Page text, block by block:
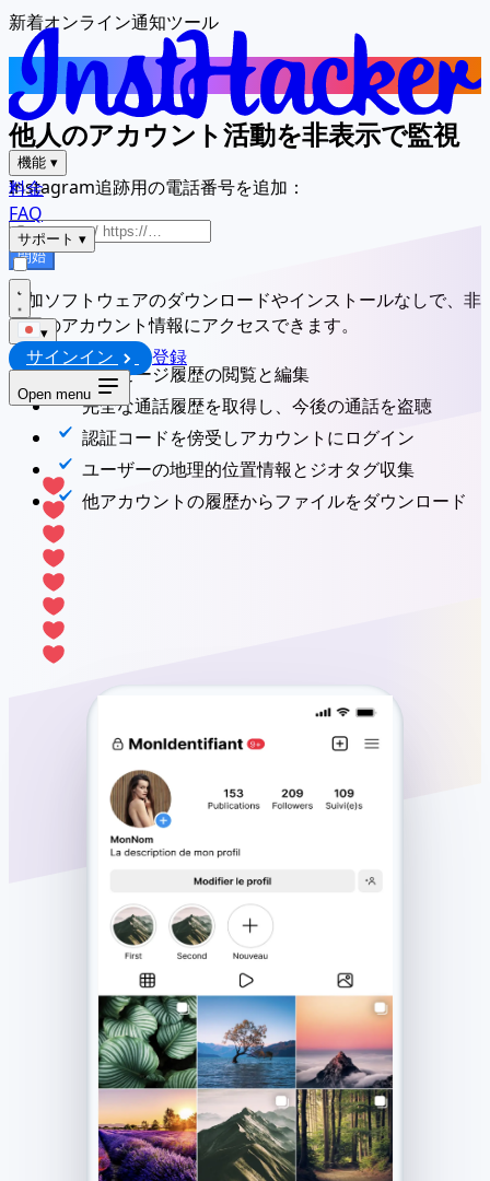
機能 ▾
料金
FAQ
サポート ▾
▾
サインイン 登録
Open menu
新着オンライン通知ツール
Instagramオンライントラッカー
他人のアカウント活動を非表示で監視
Instagram追跡用の電話番号を追加：
開始
追加ソフトウェアのダウンロードやインストールなしで、非
表示のアカウント情報にアクセスできます。
メッセージ履歴の閲覧と編集
完全な通話履歴を取得し、今後の通話を盗聴
認証コードを傍受しアカウントにログイン
ユーザーの地理的位置情報とジオタグ収集
他アカウントの履歴からファイルをダウンロード